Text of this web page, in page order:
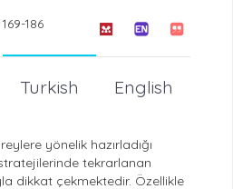
186
English
Turkish
yönelik hazırladığı
tekrarlanan
dikkat çekmektedir. Özellikle